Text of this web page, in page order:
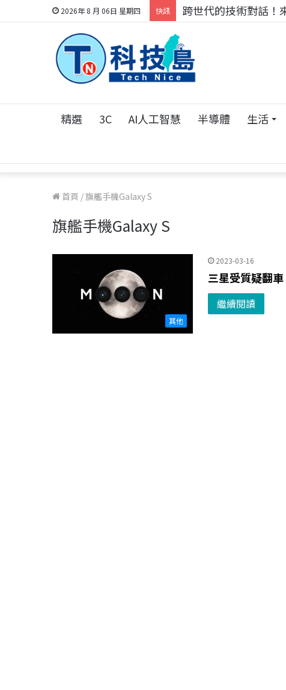
2026年 8 月 06日 星期四 快訊 跨世代的技術對話！
精選 3C AI人工智慧 半導體 生活
首頁 /旗艦手機Galaxy S
旗艦手機Galaxy S
其他
2023-03-16
三星受質疑翻
繼續閱讀